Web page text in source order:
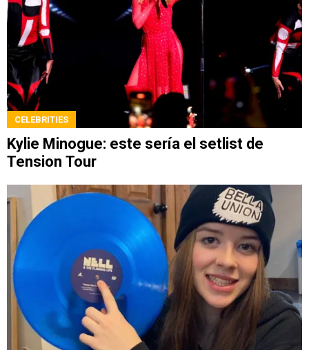
CELEBRITIES
Kylie Minogue: este sería el setlist de
Tension Tour